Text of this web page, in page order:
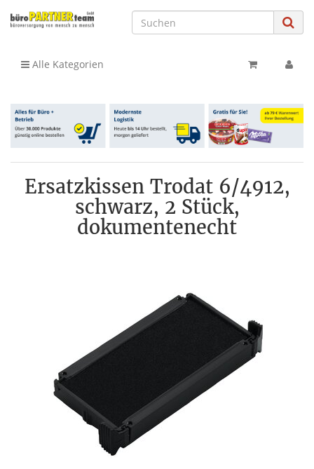
Alle Kategorien
Ersatzkissen Trodat 6/4912,
schwarz, 2 Stück,
dokumentenecht